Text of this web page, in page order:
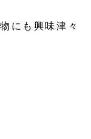
にも興味津々